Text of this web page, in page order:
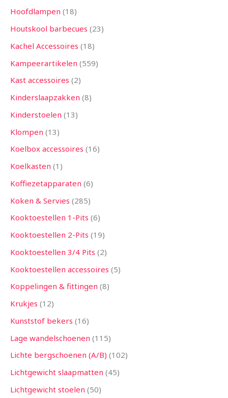
Hoofdlampen 18
Houtskool barbecues 23
Kachel Accessoires 18
Kampeerartikelen 559
Kast accessoires 2
Kinderslaapzakken 8
Kinderstoelen 13
Klompen 13
Koelbox accessoires 16
Koelkasten 1
Koffiezetapparaten 6
Koken & Servies 285
Kooktoestellen 1-Pits 6
Kooktoestellen 2-Pits 19
Kooktoestellen 3/4 Pits 2
Kooktoestellen accessoires 5
Koppelingen & fittingen 8
Krukjes 12
Kunststof bekers 16
Lage wandelschoenen 115
Lichte bergschoenen (A/B) 102
Lichtgewicht slaapmatten 45
Lichtgewicht stoelen 50